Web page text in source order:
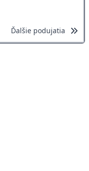
Ďalšie podujatia